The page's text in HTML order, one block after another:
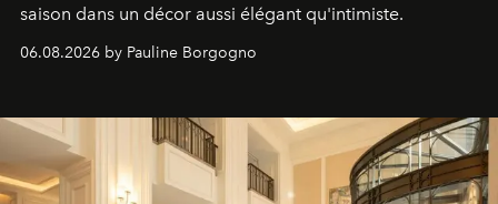
saison dans un décor aussi élégant qu'intimiste.
06.08.2026 by Pauline Borgogno